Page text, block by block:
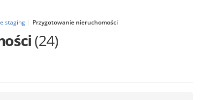
staging Przygotowanie nieruchomości
(24)